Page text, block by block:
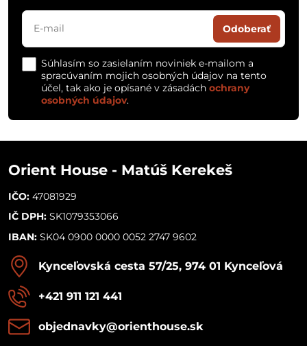
Odoberať
Súhlasím so zasielaním noviniek e-mailom a
spracúvaním mojich osobných údajov na tento
účel, tak ako je opísané v zásadách ochrany
osobných údajov.
Orient House - Matúš Kerekeš
IČO: 47081929
IČ DPH: SK1079353066
IBAN: SK04 0900 0000 0052 2747 9602
Kynceľovská cesta 57/25, 974 01 Kynceľová
+421 911 121 441
objednavky​@orienthouse​.sk